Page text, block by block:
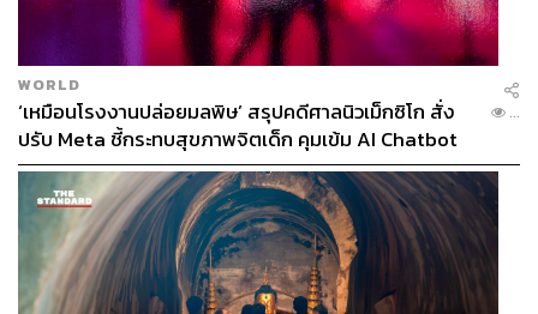
ช่องทางติดตามTHE STANDARD WEALTH
Twitter:twitter.com/standard_wealth
Instagram: instagram.com/thestandardwealth
Official Line:https://lin.ee/xfPbXUP
สามารถติดตาม THE STANDARD WEALTH
ผ่านแอปพลิเคชันต่างๆ ที่คุณสะดวกหรือใช้งานอยู่แล้วได้เลย
WORLD
‘เหมือนโรงงานปล่อยมลพิษ’ สรุปคดีศาลนิวเม็กซิโก สั่ง
ปรับ Meta ชี้กระทบสุขภาพจิตเด็ก คุมเข้ม AI Chatbot
...